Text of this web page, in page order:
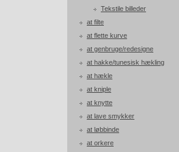
Tekstile billeder
at filte
at flette kurve
at genbruge/redesigne
at hakke/tunesisk hækling
at hækle
at kniple
at knytte
at lave smykker
at løbbinde
at orkere